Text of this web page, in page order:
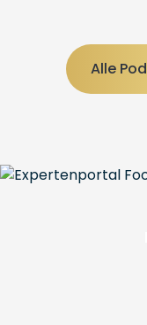
Alle